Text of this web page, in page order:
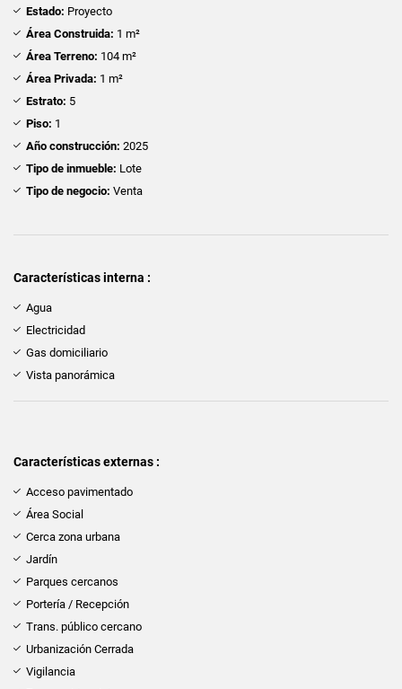
Estado: Proyecto
Área Construida: 1 m²
Área Terreno: 104 m²
Área Privada: 1 m²
Estrato: 5
Piso: 1
Año construcción: 2025
Tipo de inmueble: Lote
Tipo de negocio: Venta
Características interna :
Agua
Electricidad
Gas domiciliario
Vista panorámica
Características externas :
Acceso pavimentado
Área Social
Cerca zona urbana
Jardín
Parques cercanos
Portería / Recepción
Trans. público cercano
Urbanización Cerrada
Vigilancia